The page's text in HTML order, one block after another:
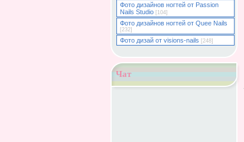
Фото дизайнов ногтей от Passion
Nails Studio
[104]
Фото дизайнов ногтей от Quee Nails
[232]
Фото дизай от visions-nails [248]
Чат